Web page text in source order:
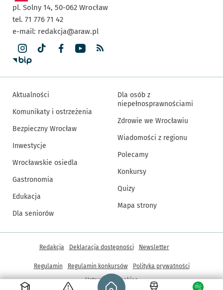
Strona główna - wroclaw.pl
pl. Solny 14, 50-062 Wrocław
tel. 71 776 71 42
e-mail: redakcja@araw.pl
Aktualności
Komunikaty i ostrzeżenia
Bezpieczny Wrocław
Inwestycje
Wrocławskie osiedla
Gastronomia
Edukacja
Dla seniorów
Dla osób z
niepełnosprawnościami
Zdrowie we Wrocławiu
Wiadomości z regionu
Polecamy
Konkursy
Quizy
Mapa strony
Inne informacje
Redakcja Deklaracja dostępności Newsletter
Regulamin Regulamin konkursów
Polityka prywatności
Ustawienia cookies